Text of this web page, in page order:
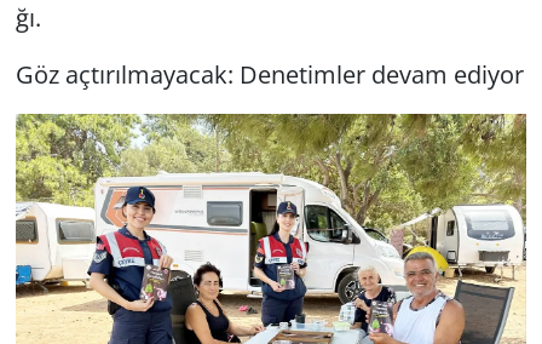
ğı.
Göz aç­tı­rıl­ma­ya­cak: De­ne­tim­ler devam edi­yor